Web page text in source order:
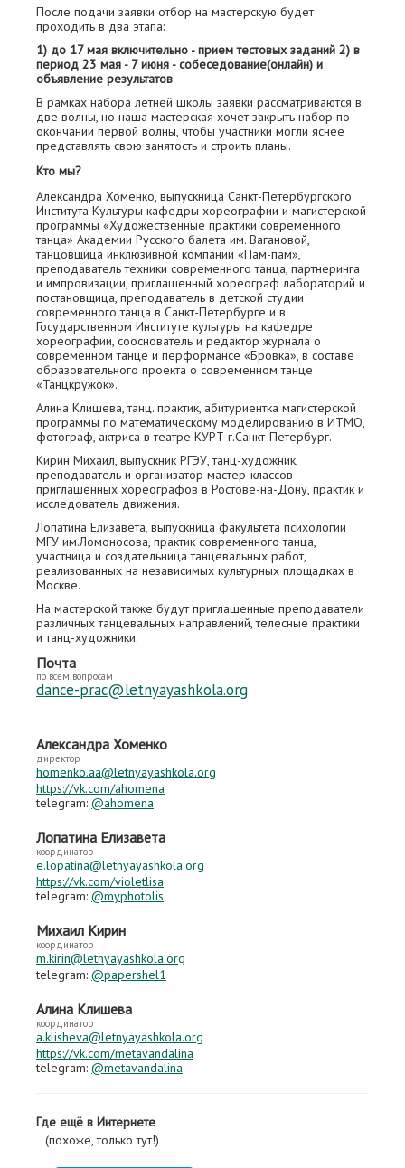
После подачи заявки отбор на мастерскую будет
проходить в два этапа:
1) до 17 мая включительно - прием тестовых заданий 2) в
период 23 мая - 7 июня - собеседование(онлайн) и
объявление результатов
В рамках набора летней школы заявки рассматриваются в
две волны, но наша мастерская хочет закрыть набор по
окончании первой волны, чтобы участники могли яснее
представлять свою занятость и строить планы.
Кто мы?
Александра Хоменко, выпускница Санкт-Петербургского
Института Культуры кафедры хореографии и магистерской
программы «Художественные практики современного
танца» Академии Русского балета им. Вагановой,
танцовщица инклюзивной компании «Пам-пам»,
преподаватель техники современного танца, партнеринга
и импровизации, приглашенный хореограф лабораторий и
постановщица, преподаватель в детской студии
современного танца в Санкт-Петербурге и в
Государственном Институте культуры на кафедре
хореографии, сооснователь и редактор журнала о
современном танце и перформансе «Бровка», в составе
образовательного проекта о современном танце
«Танцкружок».
Алина Клишева, танц. практик, абитуриентка магистерской
программы по математическому моделированию в ИТМО,
фотограф, актриса в театре КУРТ г.Санкт-Петербург.
Кирин Михаил, выпускник РГЭУ, танц-художник,
преподаватель и организатор мастер-классов
приглашенных хореографов в Ростове-на-Дону, практик и
исследователь движения.
Лопатина Елизавета, выпускница факультета психологии
МГУ им.Ломоносова, практик современного танца,
участница и создательница танцевальных работ,
реализованных на независимых культурных площадках в
Москве.
На мастерской также будут приглашенные преподаватели
различных танцевальных направлений, телесные практики
и танц-художники.
Почта
по всем вопросам
dance-prac@letnyayashkola.org
Александра Хоменко
директор
homenko.aa@letnyayashkola.org
https://vk.com/ahomena
telegram: @ahomena
Лопатина Елизавета
координатор
e.lopatina@letnyayashkola.org
https://vk.com/violetlisa
telegram: @myphotolis
Михаил Кирин
координатор
m.kirin@letnyayashkola.org
telegram: @papershel1
Алина Клишева
координатор
a.klisheva@letnyayashkola.org
https://vk.com/metavandalina
telegram: @metavandalina
Где ещё в Интернете
(похоже, только тут!)